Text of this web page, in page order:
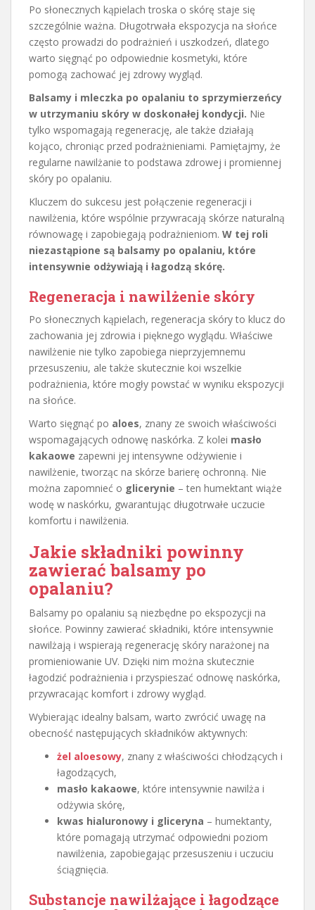
Po słonecznych kąpielach troska o skórę staje się
szczególnie ważna. Długotrwała ekspozycja na słońce
często prowadzi do podrażnień i uszkodzeń, dlatego
warto sięgnąć po odpowiednie kosmetyki, które
pomogą zachować jej zdrowy wygląd.
Balsamy i mleczka po opalaniu to sprzymierzeńcy
w utrzymaniu skóry w doskonałej kondycji. Nie
tylko wspomagają regenerację, ale także działają
kojąco, chroniąc przed podrażnieniami. Pamiętajmy, że
regularne nawilżanie to podstawa zdrowej i promiennej
skóry po opalaniu.
Kluczem do sukcesu jest połączenie regeneracji i
nawilżenia, które wspólnie przywracają skórze naturalną
równowagę i zapobiegają podrażnieniom. W tej roli
niezastąpione są balsamy po opalaniu, które
intensywnie odżywiają i łagodzą skórę.
Regeneracja i nawilżenie skóry
Po słonecznych kąpielach, regeneracja skóry to klucz do
zachowania jej zdrowia i pięknego wyglądu. Właściwe
nawilżenie nie tylko zapobiega nieprzyjemnemu
przesuszeniu, ale także skutecznie koi wszelkie
podrażnienia, które mogły powstać w wyniku ekspozycji
na słońce.
Warto sięgnąć po aloes, znany ze swoich właściwości
wspomagających odnowę naskórka. Z kolei masło
kakaowe zapewni jej intensywne odżywienie i
nawilżenie, tworząc na skórze barierę ochronną. Nie
można zapomnieć o glicerynie – ten humektant wiąże
wodę w naskórku, gwarantując długotrwałe uczucie
komfortu i nawilżenia.
Jakie składniki powinny
zawierać balsamy po
opalaniu?
Balsamy po opalaniu są niezbędne po ekspozycji na
słońce. Powinny zawierać składniki, które intensywnie
nawilżają i wspierają regenerację skóry narażonej na
promieniowanie UV. Dzięki nim można skutecznie
łagodzić podrażnienia i przyspieszać odnowę naskórka,
przywracając komfort i zdrowy wygląd.
Wybierając idealny balsam, warto zwrócić uwagę na
obecność następujących składników aktywnych:
żel aloesowy, znany z właściwości chłodzących i
łagodzących,
masło kakaowe, które intensywnie nawilża i
odżywia skórę,
kwas hialuronowy i gliceryna – humektanty,
które pomagają utrzymać odpowiedni poziom
nawilżenia, zapobiegając przesuszeniu i uczuciu
ściągnięcia.
Substancje nawilżające i łagodzące